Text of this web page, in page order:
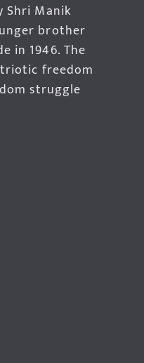
Shri Manik
brother
in 1946. The
freedom
struggle